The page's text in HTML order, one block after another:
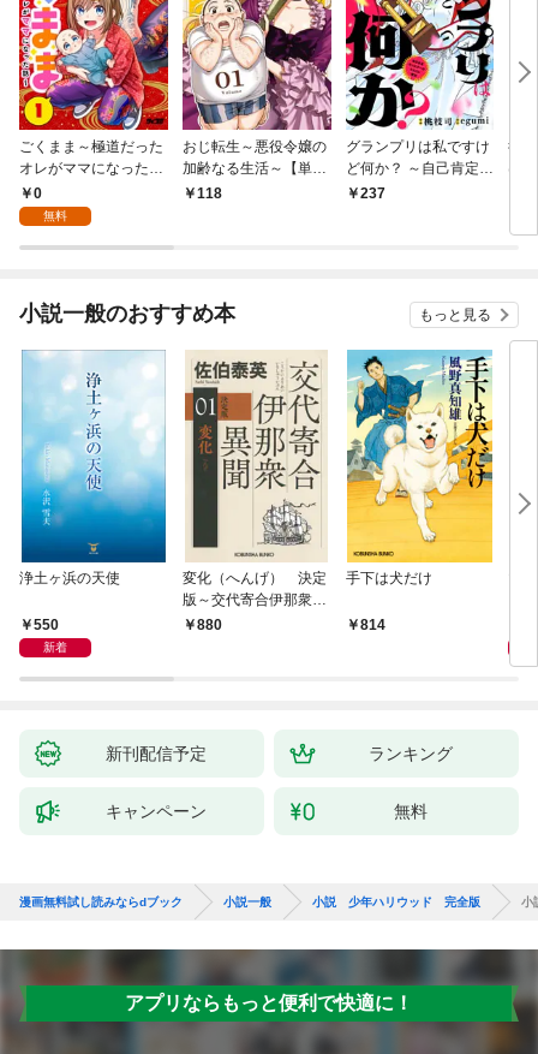
ごくまま～極道だった
オレがママになった話
～【単話】（１）
0
無料
おじ転生～悪役令嬢の
加齢なる生活～【単
話】（１）
118
グランプリは私ですけ
ど何か？ ～自己肯定モ
ンスターのミスコン無
237
後
は
小説一般のおすすめ本 もっと見る
浄土ヶ浜の天使
550
新着
変化（へんげ） 決定
版～交代寄合伊那衆異
聞（1）～
880
手下は犬だけ
814
新刊配信予定 ランキング
キャンペーン 無料
漫画無料試し読みならdブック 小説一般 小説 少年ハリウッド 完全版 小
アプリならもっと便利で快適に！